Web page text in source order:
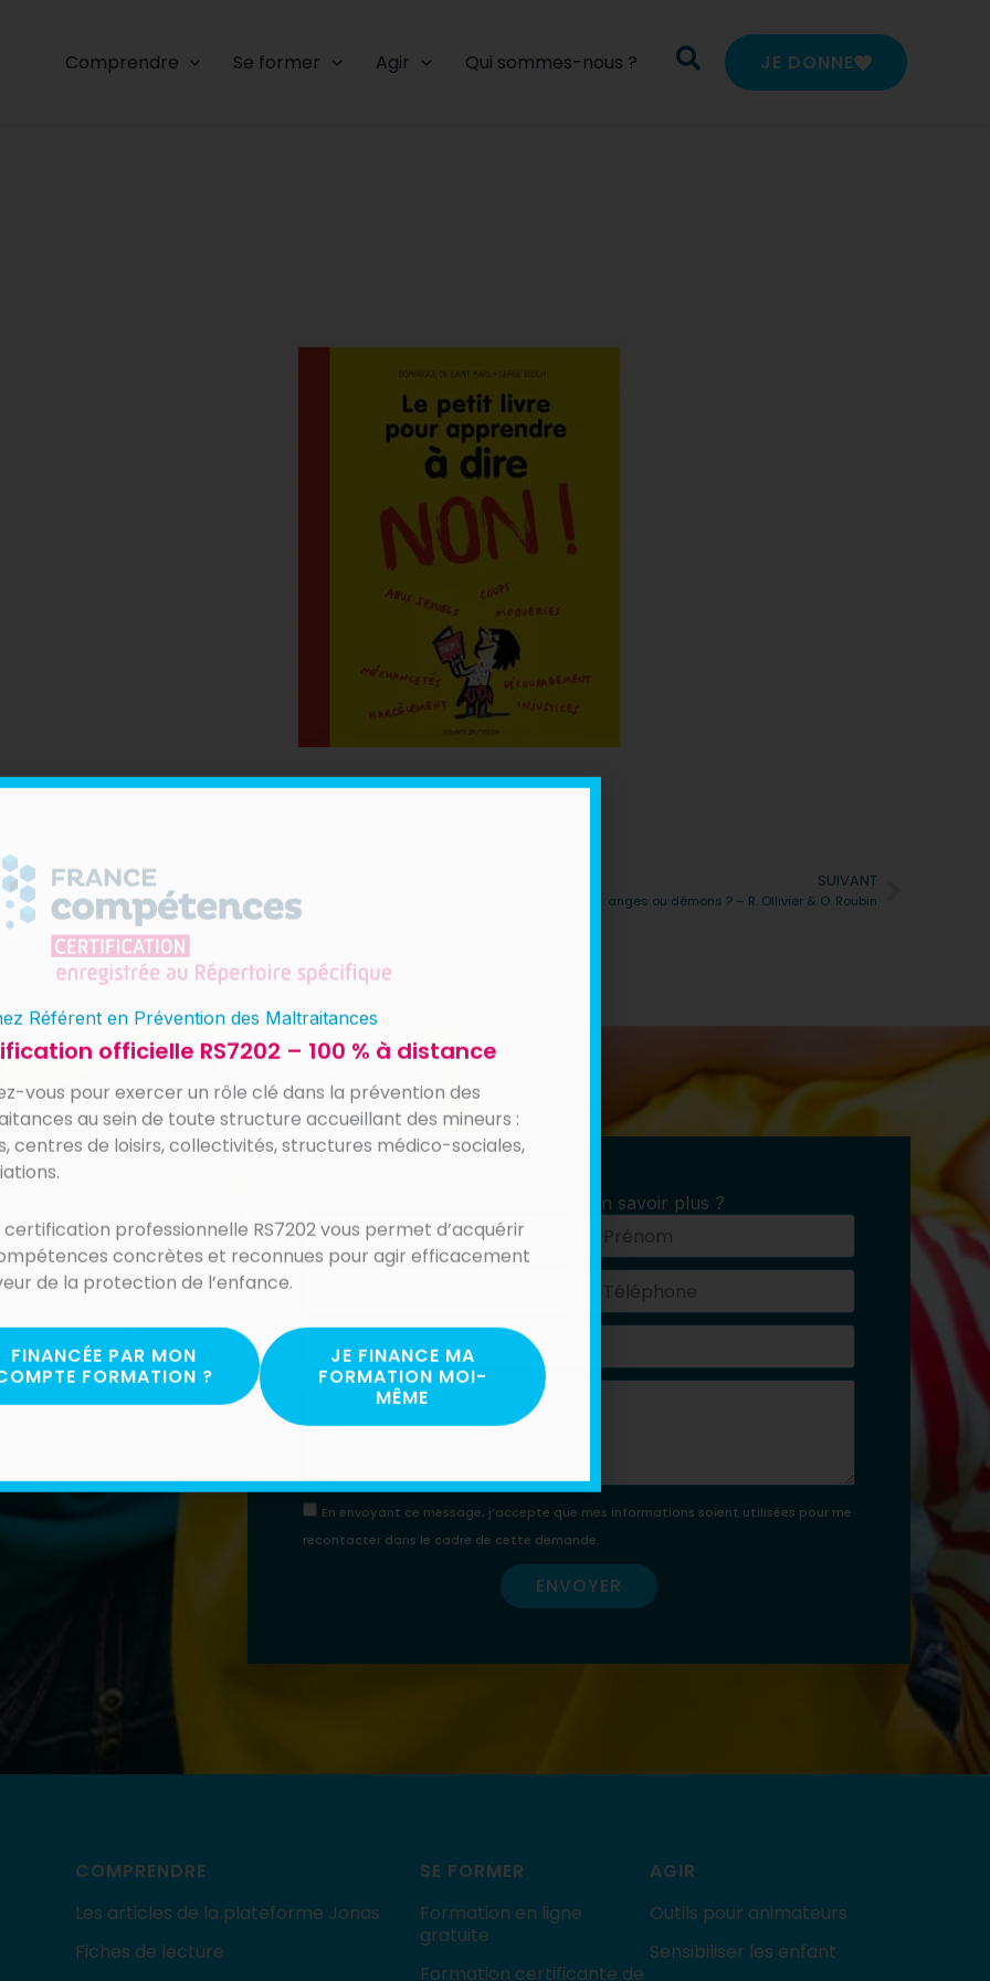
Comprendre Se former Agir Qui sommes-nous ? JE DONNE
SUIVANT
Les écrans : anges ou démons ? – R. Ollivier & O. Roubin
unprojet citoyen dédié à
simplement notre
un rôle à jouer.
compte.
Vous souhaitez nous rejoindre ou en savoir plus ?
Nom
Prénom
Téléphone
Objet
Message
En envoyant ce message, j’accepte que mes informations soient utilisées pour me
recontacter dans le cadre de cette demande.
ENVOYER
COMPRENDRE
Les articles de la plateforme Jonas
Fiches de lecture
SE FORMER
Formation en ligne
gratuite
Formation certificante de
AGIR
Outils pour animateurs
Sensibiliser les enfant
Référent en Prévention des Maltraitances
officielle RS7202 – 100 % à distance
vous pour exercer un rôle clé dans la prévention des
au sein de toute structure accueillant des mineurs :
centres de loisirs, collectivités, structures médico-sociales,
professionnelle RS7202 vous permet d’acquérir
concrètes et reconnues pour agir efficacement
de la protection de l’enfance.
FINANCÉE PAR MON
FORMATION ?
JE FINANCE MA
FORMATION MOI-
MÊME